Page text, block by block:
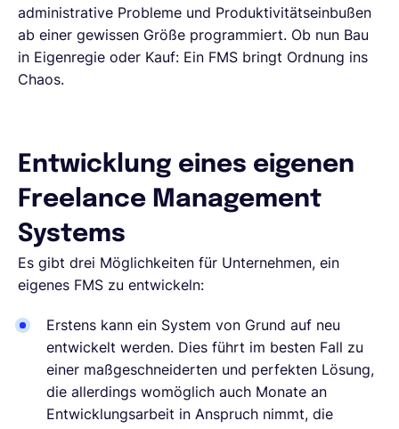
administrative Probleme und Produktivitätseinbußen
ab einer gewissen Größe programmiert. Ob nun Bau
in Eigenregie oder Kauf: Ein FMS bringt Ordnung ins
Chaos.
Entwicklung eines eigenen
Freelance Management
Systems
Es gibt drei Möglichkeiten für Unternehmen, ein
eigenes FMS zu entwickeln:
Erstens kann ein System von Grund auf neu
entwickelt werden. Dies führt im besten Fall zu
einer maßgeschneiderten und perfekten Lösung,
die allerdings womöglich auch Monate an
Entwicklungsarbeit in Anspruch nimmt, die